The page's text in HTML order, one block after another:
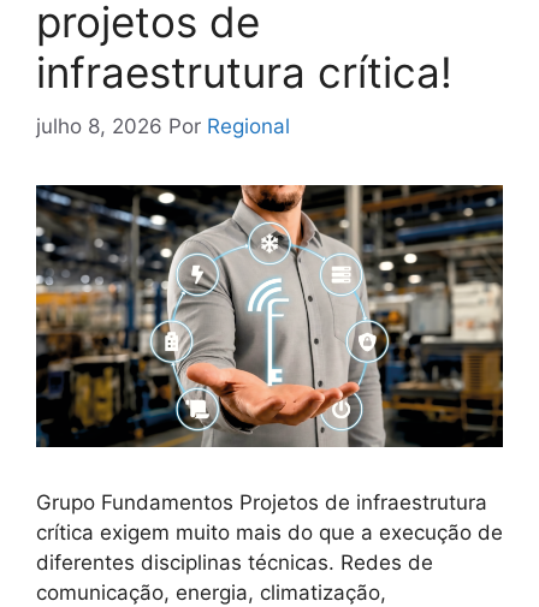
projetos de
infraestrutura crítica!
julho 8, 2026 Por Regional
Grupo Fundamentos Projetos de infraestrutura
crítica exigem muito mais do que a execução de
diferentes disciplinas técnicas. Redes de
comunicação, energia, climatização,